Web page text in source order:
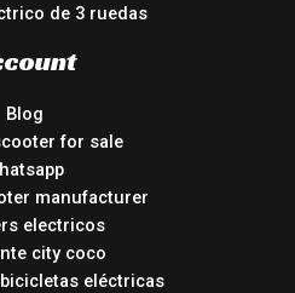
de 3 ruedas
Blog
for sale
manufacturer
electricos
city coco
eléctricas